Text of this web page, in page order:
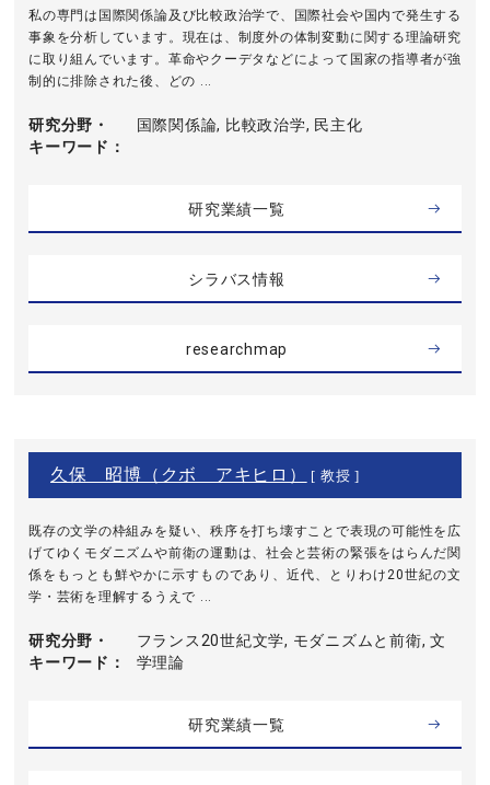
私の専門は国際関係論及び比較政治学で、国際社会や国内で発生する
事象を分析しています。現在は、制度外の体制変動に関する理論研究
に取り組んでいます。革命やクーデタなどによって国家の指導者が強
制的に排除された後、どの ...
研究分野・
キーワード
国際関係論, 比較政治学, 民主化
研究業績一覧
シラバス情報
researchmap
久保 昭博（クボ アキヒロ） [ 教授 ]
既存の文学の枠組みを疑い、秩序を打ち壊すことで表現の可能性を広
げてゆくモダニズムや前衛の運動は、社会と芸術の緊張をはらんだ関
係をもっとも鮮やかに示すものであり、近代、とりわけ20世紀の文
学・芸術を理解するうえで ...
研究分野・
キーワード
フランス20世紀文学, モダニズムと前衛, 文
学理論
研究業績一覧